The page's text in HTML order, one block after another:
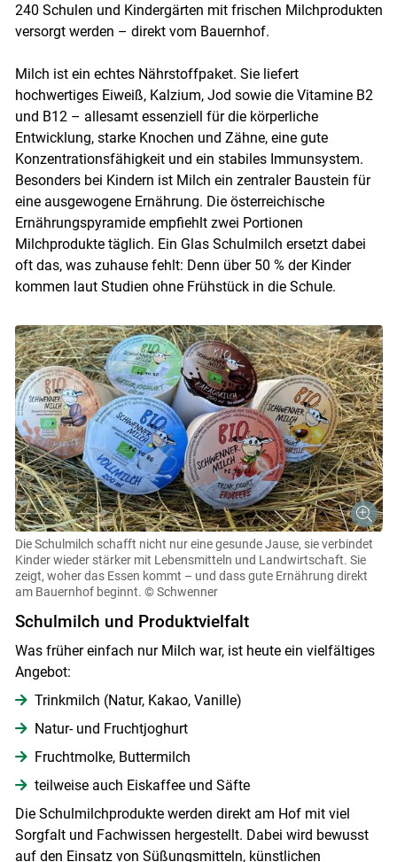
Skip to main content
240 Schulen und Kindergärten mit frischen Milchprodukten
versorgt werden – direkt vom Bauernhof.
Milch ist ein echtes Nährstoffpaket. Sie liefert
hochwertiges Eiweiß, Kalzium, Jod sowie die Vitamine B2
und B12 – allesamt essenziell für die körper­liche
Entwicklung, starke Knochen und Zähne, eine gute
Konzentrationsfähigkeit und ein stabiles Immunsystem.
Besonders bei Kindern ist Milch ein zentraler Baustein für
eine ausgewogene Ernährung. Die österreichische
Ernährungspyramide empfiehlt zwei Portionen
Milchprodukte täglich. Ein Glas Schulmilch ersetzt dabei
oft das, was zuhause fehlt: Denn über 50 % der Kinder
kommen laut Studien ohne Frühstück in die Schule.
Die Schulmilch schafft nicht nur eine gesunde Jause, sie verbindet
Kinder wieder stärker mit Lebensmitteln und Landwirtschaft. Sie
zeigt, woher das Essen kommt – und dass gute Ernährung direkt
am Bauernhof beginnt. © Schwenner
Schulmilch und Produktvielfalt
Was früher einfach nur Milch war, ist heute ein vielfältiges
Angebot:
Trinkmilch (Natur, Kakao, Vanille)
Natur- und Fruchtjoghurt
Fruchtmolke, Buttermilch
teilweise auch Eiskaffee und Säfte
Die Schulmilchprodukte werden direkt am Hof mit viel
Sorgfalt und Fachwissen hergestellt. Dabei wird bewusst
auf den Einsatz von Süßungsmitteln, künstlichen